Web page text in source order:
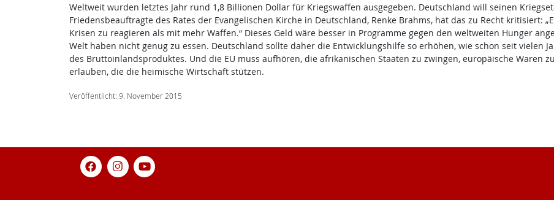
Weltweit wurden letztes Jahr rund 1,8 Billionen Dollar für Kriegswaffen ausgegeben. Deutschland will seinen
Friedensbeauftragte des Rates der Evangelischen Kirche in Deutschland, Renke Brahms, hat das zu Recht kritisiert:
Krisen zu reagieren als mit mehr Waffen.“ Dieses Geld wäre besser in Programme gegen den weltweiten Hunger
Welt haben nicht genug zu essen. Deutschland sollte daher die Entwicklungshilfe so erhöhen, wie schon seit vielen
des Bruttoinlandsproduktes. Und die EU muss aufhören, die afrikanischen Staaten zu zwingen, europäische Waren
erlauben, die die heimische Wirtschaft stützen.
Veröffentlicht: 9. November 2015